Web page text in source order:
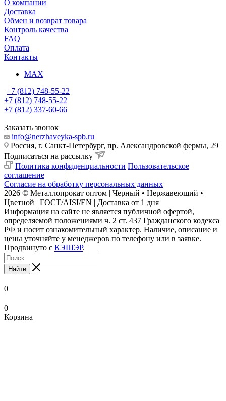
О компании
Доставка
Обмен и возврат товара
Контроль качества
FAQ
Оплата
Контакты
MAX
+7 (812) 748-55-22
+7 (812) 748-55-22
+7 (812) 337-60-66
Заказать звонок
info@nerzhaveyka-spb.ru
Россия, г. Санкт-Петербург, пр. Александровской фермы, 29
Подписаться на рассылку
Политика конфиденциальности Пользовательское
соглашение
Согласие на обработку персональных данных
2026 © Металлопрокат оптом | Черный • Нержавеющий •
Цветной | ГОСТ/AISI/EN | Доставка от 1 дня
Информация на сайте не является публичной офертой,
определяемой положениями ч. 2 ст. 437 Гражданского кодекса
РФ и носит ознакомительный характер. Наличие, описание и
цены уточняйте у менеджеров по телефону или в заявке.
Продвинуто с КЭШЭР.
Найти
0
0
Корзина